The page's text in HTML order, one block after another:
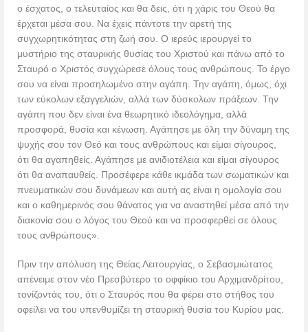
ο έσχατος, ο τελευταίος και θα δεις, ότι η χάρις του Θεού θα
έρχεται μέσα σου. Να έχεις πάντοτε την αρετή της
συγχωρητικότητας στη ζωή σου. Ο ιερεύς ιερουργεί το
μυστήριο της σταυρικής θυσίας του Χριστού και πάνω από το
Σταυρό ο Χριστός συγχώρεσε όλους τους ανθρώπους. Το έργο
σου να είναι προσηλωμένο στην αγάπη. Την αγάπη, όμως, όχι
των εύκολων εξαγγελιών, αλλά των δύσκολων πράξεων. Την
αγάπη που δεν είναι ένα θεωρητικό ιδεολόγημα, αλλά
προσφορά, θυσία και κένωση. Αγάπησε με όλη την δύναμη της
ψυχής σου τον Θεό και τους ανθρώπους και είμαι σίγουρος,
ότι θα αγαπηθείς. Αγάπησε με ανιδιοτέλεια και είμαι σίγουρος
ότι θα αναπαυθείς. Προσέφερε κάθε ικμάδα των σωματικών και
πνευματικών σου δυνάμεων και αυτή ας είναι η ομολογία σου
και ο καθημερινός σου θάνατος για να αναστηθεί μέσα από την
διακονία σου ο λόγος του Θεού και να προσφερθεί σε όλους
τους ανθρώπους».
Πριν την απόλυση της Θείας Λειτουργίας, ο Σεβασμιώτατος
απένειμε στον νέο Πρεσβύτερο το οφφίκιο του Αρχιμανδρίτου,
τονίζοντάς του, ότι ο Σταυρός που θα φέρει στο στήθος του
οφείλει να του υπενθυμίζει τη σταυρική θυσία του Κυρίου μας.